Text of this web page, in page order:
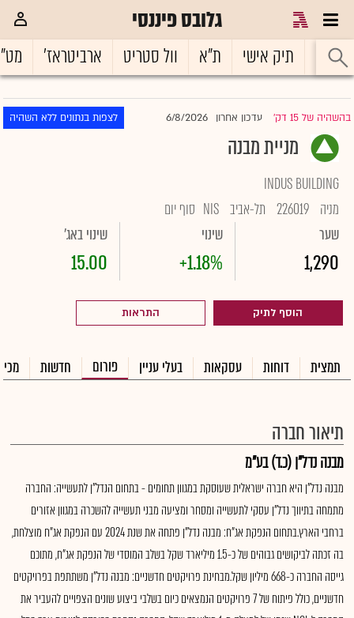
גלובס פיננסי
ראשי תיק אישי ת"א וול סטריט ארביטראז'
בהשהיה של 15 דק' |עדכון אחרון 6/8/2026 לצפות בנתונים ללא השהיה
מניית מבנה
INDUS BUILDING
מניה 226019 תל-אביב NIS סוף יום
שער
1,290
שינוי
+1.18%
שינוי באג'
15.00
הוסף לתיק התראות
תמצית דוחות עסקאות בעלי עניין פורום חדשות
תיאור חברה
מבנה נדל"ן (כ.ד) בע"מ
מבנה נדל"ן היא חברה ישראלית שעוסקת במגוון תחומים - בתחום הנדל"ן לתעשייה: החברה
מתמחה בתיווך נדל"ן עסקי לתעשייה ומסחר ומציעה מבני תעשייה להשכרה במגוון אזורים
ברחבי הארץ.בתחום הנפקת אג"ח: מבנה נדל"ן פתחה את שנת 2024 עם הנפקת אג"ח מוצלחת,
בה זכתה לביקושים גבוהים של כ-1.5 מיליארד שקל בשלב המוסדי של הנפקת אג"ח, מתוכם
גייסה החברה כ-668 מיליון שקל.מבחינת פרויקטים חדשניים: מבנה נדל"ן משתתפת בפרויקטים
חדשניים, כולל פיתוח של 7 פרויקטים הנמצאים כיום בשלבי ביצוע שונים הצפויים להעביר את